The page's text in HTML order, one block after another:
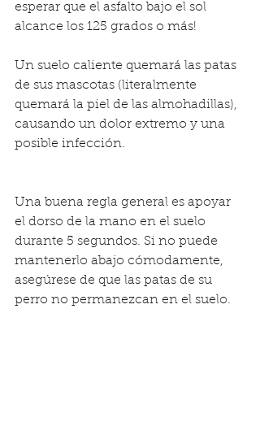
esperar que el asfalto bajo el sol
alcance los 125 grados o más!
Un suelo caliente quemará las patas
de sus mascotas (literalmente
quemará la piel de las almohadillas),
causando un dolor extremo y una
posible infección.
Una buena regla general es apoyar
el dorso de la mano en el suelo
durante 5 segundos. Si no puede
mantenerlo abajo cómodamente,
asegúrese de que las patas de su
perro no permanezcan en el suelo.